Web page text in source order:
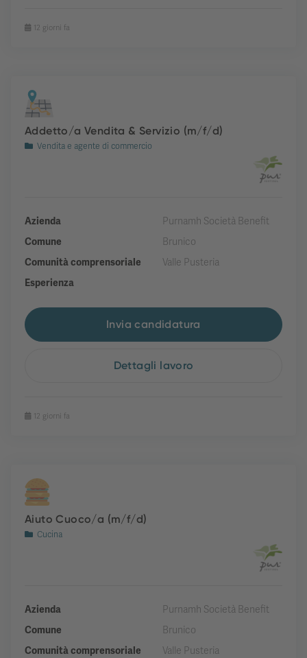
12 giorni fa
Addetto/a Vendita & Servizio (m/f/d)
Vendita e agente di commercio
Azienda
Purnamh Società Benefit
Comune
Brunico
Comunità comprensoriale
Valle Pusteria
Esperienza
Invia candidatura
Dettagli lavoro
12 giorni fa
Aiuto Cuoco/a (m/f/d)
Cucina
Azienda
Purnamh Società Benefit
Comune
Brunico
Comunità comprensoriale
Valle Pusteria